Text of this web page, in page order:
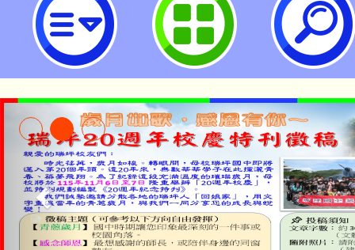
淨零綠生活教案入校路